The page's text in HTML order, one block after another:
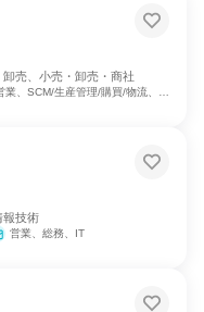
売、小売・卸売・商社
、SCM/生産管理/購買/物流、人事、総務
報技術
営業、総務、IT